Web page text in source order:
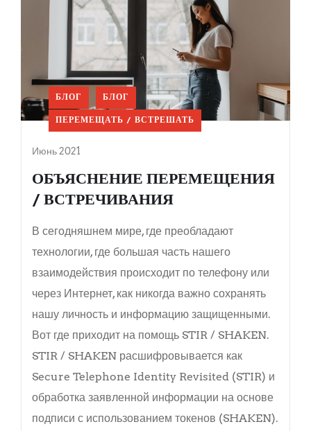
БЛОГ БЛОГ
ПЕРЕМЕЩАТЬ / ВСТРЕШАТЬ
Июнь 2021
ОБЪЯСНЕНИЕ ПЕРЕМЕЩЕНИЯ
/ ВСТРЕЧИВАНИЯ
В сегодняшнем мире, где преобладают
технологии, где большая часть нашего
взаимодействия происходит по телефону или
через Интернет, как никогда важно сохранять
нашу личность и информацию защищенными.
Вот где приходит на помощь STIR / SHAKEN.
STIR / SHAKEN расшифровывается как
Secure Telephone Identity Revisited (STIR) и
обработка заявленной информации на основе
подписи с использованием токенов (SHAKEN).